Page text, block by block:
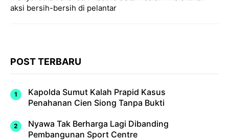
aksi bersih-bersih di pelantar
POST TERBARU
Kapolda Sumut Kalah Prapid Kasus
Penahanan Cien Siong Tanpa Bukti
Nyawa Tak Berharga Lagi Dibanding
Pembangunan Sport Centre